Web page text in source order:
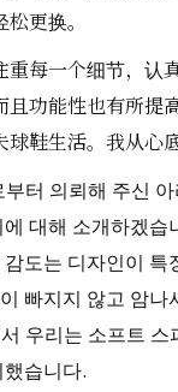
更换。
重每一个细节，认
且功能性也有所提
鞋生活。我从心
터 의뢰해 주신
대해 소개하겠습
도는 디자인이 특
빠지지 않고 암나
우리는 소프트 스
습니다.